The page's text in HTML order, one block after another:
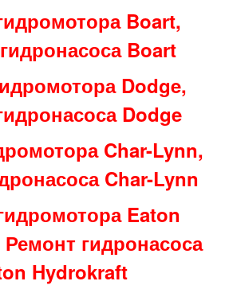
Boart,
Boart
Dodge,
Dodge
Char-Lynn,
Char-Lynn
Eaton
гидронасоса
Hydrokraft